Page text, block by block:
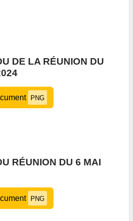
DE LA RÉUNION DU
PNG
RÉUNION DU 6 MAI
PNG